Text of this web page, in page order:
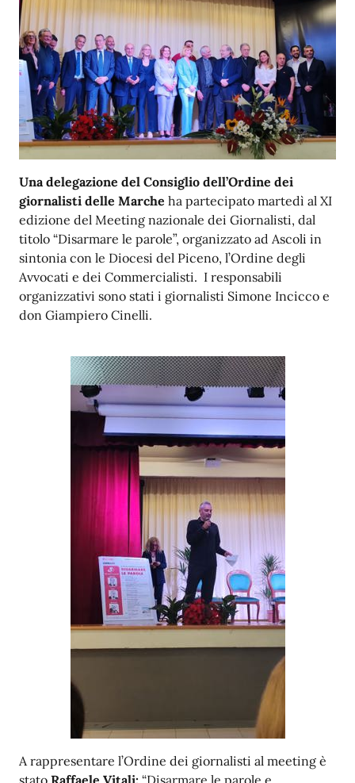
Una delegazione del Consiglio dell’Ordine dei
giornalisti delle Marche ha partecipato martedì al XI
edizione del Meeting nazionale dei Giornalisti, dal
titolo “Disarmare le parole”, organizzato ad Ascoli in
sintonia con le Diocesi del Piceno, l’Ordine degli
Avvocati e dei Commercialisti. I responsabili
organizzativi sono stati i giornalisti Simone Incicco e
don Giampiero Cinelli.
A rappresentare l’Ordine dei giornalisti al meeting è
stato Raffaele Vitali: “Disarmare le parole e